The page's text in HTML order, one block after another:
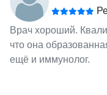
Врач хороший.
что она
ещё и иммунолог.